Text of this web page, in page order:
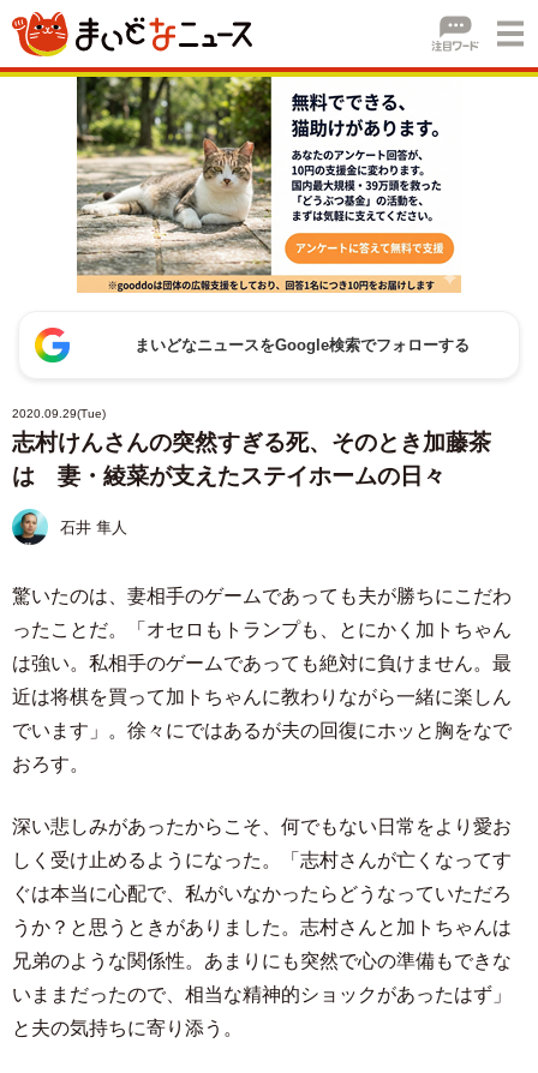
まいどなニュースをGoogle検索でフォローする
2020.09.29(Tue)
志村けんさんの突然すぎる死、そのとき加藤茶
は 妻・綾菜が支えたステイホームの日々
石井 隼人
驚いたのは、妻相手のゲームであっても夫が勝ちにこだわ
ったことだ。「オセロもトランプも、とにかく加トちゃん
は強い。私相手のゲームであっても絶対に負けません。最
近は将棋を買って加トちゃんに教わりながら一緒に楽しん
でいます」。徐々にではあるが夫の回復にホッと胸をなで
おろす。
深い悲しみがあったからこそ、何でもない日常をより愛お
しく受け止めるようになった。「志村さんが亡くなってす
ぐは本当に心配で、私がいなかったらどうなっていただろ
うか？と思うときがありました。志村さんと加トちゃんは
兄弟のような関係性。あまりにも突然で心の準備もできな
いままだったので、相当な精神的ショックがあったはず」
と夫の気持ちに寄り添う。